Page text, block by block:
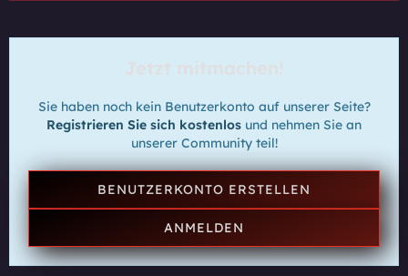
Sie haben noch kein Benutzerkonto auf unserer Seite?
Registrieren Sie sich kostenlos und nehmen Sie an
unserer Community teil!
BENUTZERKONTO ERSTELLEN
ANMELDEN